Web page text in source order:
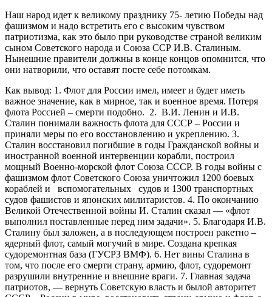
Наш народ идет к великому празднику 75- летию Победы над
фашизмом и надо встретить его с высоким чувством
патриотизма, как это было при руководстве страной великим
сыном Советского народа и Союза ССР И.В. Сталиным.
Нынешние правители должны в конце концов опомнится, что
они натворили, что оставят посте себе потомкам.
Как вывод: 1. Флот для России имел, имеет и будет иметь
важное значение, как в мирное, так и военное время. Потеря
флота Россией – смерти подобно. 2. В.И. Ленин и И.В.
Сталин понимали важность флота для СССР – России и
приняли меры по его восстановлению и укреплению. 3.
Сталин восстановил погибшие в годы Гражданской войны и
иностранной военной интервенции корабли, построил
мощный Военно-морской флот Союза СССР. В годы войны с
фашизмом флот Советского Союза уничтожил 1200 боевых
кораблей и вспомогательных судов и 1300 транспортных
судов фашистов и японских милитаристов. 4. По окончанию
Великой Отечественной войны И. Сталин сказал — «флот
выполнил поставленные перед ним задачи». 5. Благодаря И.В.
Сталину был заложен, а в последующем построен ракетно –
ядерный флот, самый могучий в мире. Создана крепкая
судоремонтная база (ГУСРЗ ВМФ). 6. Нет вины Сталина в
том, что после его смерти страну, армию, флот, судоремонт
разрушили внутренние и внешние враги. 7. Главная задача
патриотов, — вернуть Советскую власть и былой авторитет